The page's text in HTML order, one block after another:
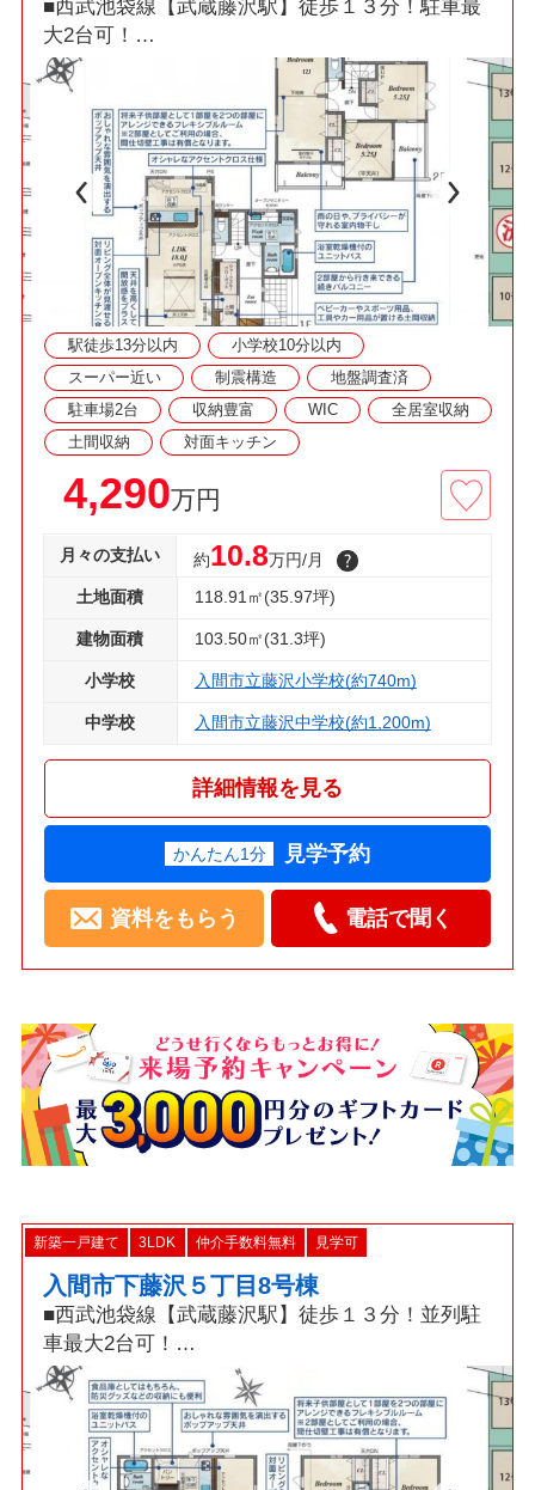
■西武池袋線【武蔵藤沢駅】徒歩１３分！駐車最
大2台可！
□折上天井採用18帖LDK・土間収納・W.I.C・食洗
機・カードキー！
■「耐震+制震」ダンパー標準装備の繰り返す地
震に強い新築戸建！
◇資料請求・見学予約などお気軽にご利用くださ
い◇
駅徒歩13分以内
小学校10分以内
スーパー近い
制震構造
地盤調査済
駐車場2台
収納豊富 WIC
全居室収納
土間収納
対面キッチン
4,290万円
月々の支払い 約10.8万円/月
土地面積 118.91㎡(35.97坪)
建物面積 103.50㎡(31.3坪)
小学校 入間市立藤沢小学校(約740m)
中学校 入間市立藤沢中学校(約1,200m)
詳細情報を見る
かんたん1分 見学予約
資料をもらう 電話で聞く
新築一戸建て 3LDK 仲介手数料無料 見学可
入間市下藤沢５丁目8号棟
■西武池袋線【武蔵藤沢駅】徒歩１３分！並列駐
車最大2台可！
□折上天井採用20帖LDK・土間収納・食洗機・パ
ントリー・カードキー！
■「耐震+制震」ダンパー標準装備の繰り返す地
震に強い新築戸建！